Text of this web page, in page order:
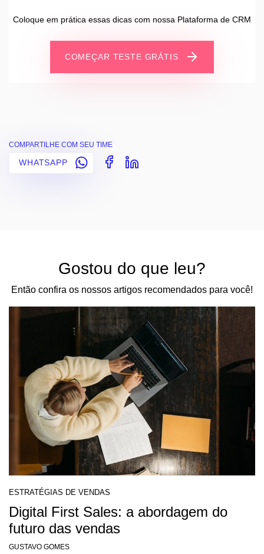
Coloque em prática essas dicas com nossa Plataforma de CRM
COMEÇAR TESTE GRÁTIS
COMPARTILHE COM SEU TIME
WHATSAPP
Gostou do que leu?
Então confira os nossos artigos recomendados para você!
ESTRATÉGIAS DE VENDAS
Digital First Sales: a abordagem do
futuro das vendas
GUSTAVO GOMES